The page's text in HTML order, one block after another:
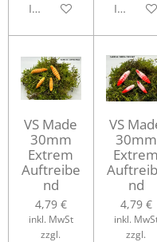
In den WarenkorbIn den
VS Made
30mm
Extrem
Auftreibe
nd
4,79 €
inkl. MwSt
zzgl.
VS
30mm
Extrem
nd
4,79 €
inkl.
zzgl.